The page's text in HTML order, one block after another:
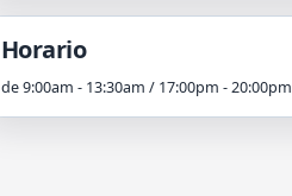
Horario
de 9:00am - 13:30am / 17:00pm - 20:00pm